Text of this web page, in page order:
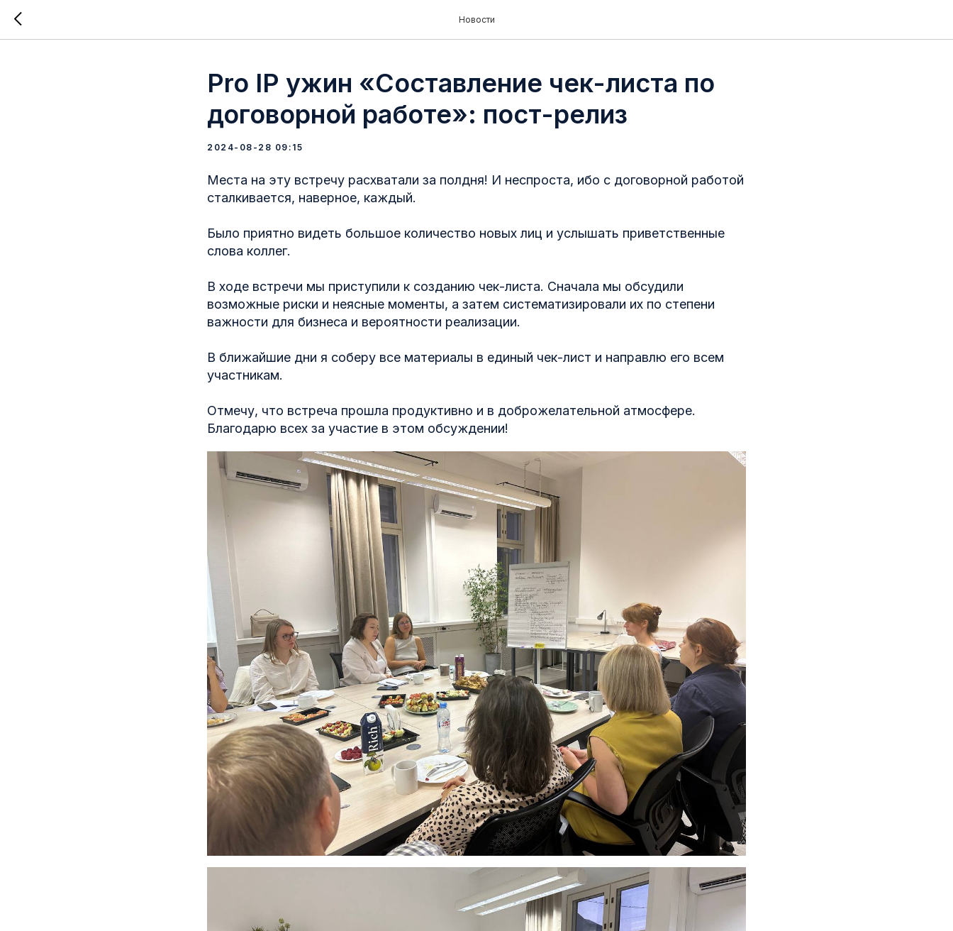
Новости
Pro IP ужин «Составление чек-листа по
договорной работе»: пост-релиз
2024-08-28 09:15
Места на эту встречу расхватали за полдня! И неспроста, ибо с договорной работой
сталкивается, наверное, каждый.
Было приятно видеть большое количество новых лиц и услышать приветственные
слова коллег.
В ходе встречи мы приступили к созданию чек-листа. Сначала мы обсудили
возможные риски и неясные моменты, а затем систематизировали их по степени
важности для бизнеса и вероятности реализации.
В ближайшие дни я соберу все материалы в единый чек-лист и направлю его всем
участникам.
Отмечу, что встреча прошла продуктивно и в доброжелательной атмосфере.
Благодарю всех за участие в этом обсуждении!